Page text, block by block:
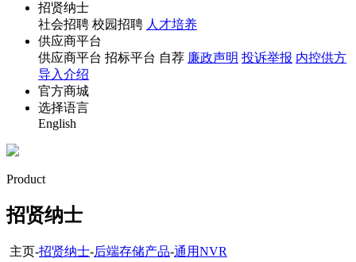
招贤纳士
社会招聘 校园招聘 人才培养
供应商平台
供应商平台 招标平台 自荐 廉政声明 投诉举报 内控供方
导入介绍
官方商城
选择语言
English
Product
招贤纳士
主页-招贤纳士-后端存储产品-通用NVR